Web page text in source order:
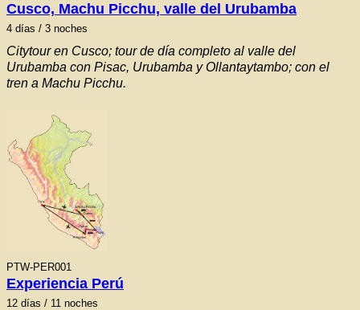
Cusco, Machu Picchu, valle del Urubamba
4 días / 3 noches
Citytour en Cusco; tour de día completo al valle del
Urubamba con Pisac, Urubamba y Ollantaytambo; con el
tren a Machu Picchu.
PTW-PER001
Experiencia Perú
12 días / 11 noches